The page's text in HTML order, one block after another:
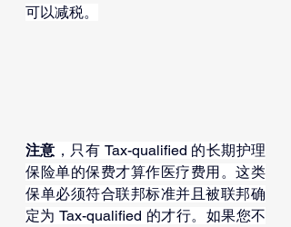
可以减税。
注意 ，只有 Tax-qualified 的长期护理
保险单的保费才算作医疗费用。这类
保单必须符合联邦标准并且被联邦确
定为 Tax-qualified 的才行。如果您不